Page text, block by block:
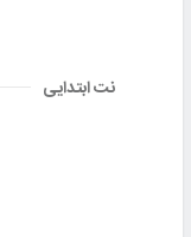
نت ابتدایی